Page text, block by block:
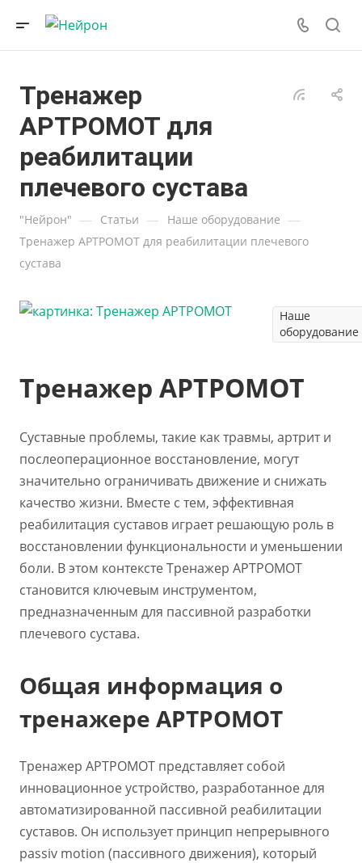
Тренажер
АРТРОМОТ для
реабилитации
плечевого сустава
"Нейрон" — Статьи — Наше оборудование —
Тренажер АРТРОМОТ для реабилитации плечевого
сустава
Наше
оборудование
Тренажер АРТРОМОТ
Суставные проблемы, такие как травмы, артрит и
послеоперационное восстановление, могут
значительно ограничивать движение и снижать
качество жизни. Вместе с тем, эффективная
реабилитация суставов играет решающую роль в
восстановлении функциональности и уменьшении
боли. В этом контексте Тренажер АРТРОМОТ
становится ключевым инструментом,
предназначенным для пассивной разработки
плечевого сустава.
Общая информация о
тренажере АРТРОМОТ
Тренажер АРТРОМОТ представляет собой
инновационное устройство, разработанное для
автоматизированной пассивной реабилитации
суставов. Он использует принцип непрерывного
passiv motion (пассивного движения), который